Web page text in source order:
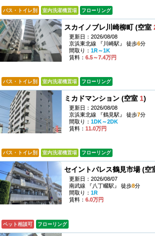
バス・トイレ別 室内洗濯機置場 フローリング
スカイノブレ川崎柳町 (空室
更新日：2026/08/08
京浜東北線 『川崎駅』 徒歩6分
間取り： 1R～1K
賃料： 6.5～7.4万円
バス・トイレ別 室内洗濯機置場 フローリング
ミカドマンション (空室 1)
更新日：2026/08/08
京浜東北線 『鶴見駅』 徒歩7分
間取り： 1DK～2DK
賃料： 11.0万円
バス・トイレ別 室内洗濯機置場 フローリング
セイントパレス鶴見市場 (空
更新日：2026/08/07
南武線 『八丁畷駅』 徒歩8分
間取り： 1R
賃料： 6.0万円
ペット相談可 フローリング